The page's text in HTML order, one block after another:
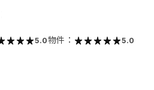
5.0物件： 5.0